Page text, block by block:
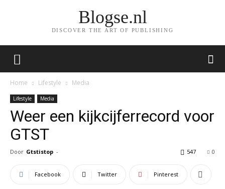
Blogse.nl
DISCOVER THE ART OF PUBLISHING
Home Lifestyle Media
Lifestyle Media
Weer een kijkcijferrecord voor
GTST
Door Gtstistop - 0
547
Facebook Twitter Pinterest